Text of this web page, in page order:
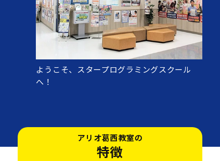
ようこそ、スタープログラミングスクール
へ！
アリオ葛西教室の
特徴